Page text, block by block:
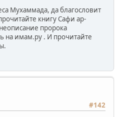
Мухаммада, да благословит
книгу Сафи ар-
пророка
на имам.ру . И прочитайте
#142